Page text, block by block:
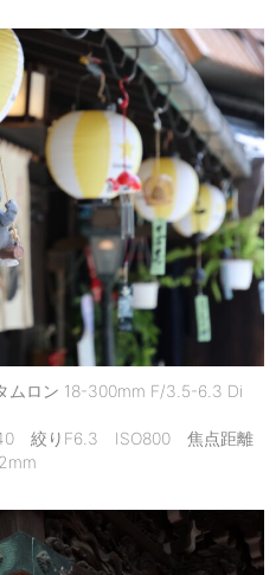
ムロン 18-300mm F/3.5-6.3 Di
絞りF6.3 ISO800 焦点距離